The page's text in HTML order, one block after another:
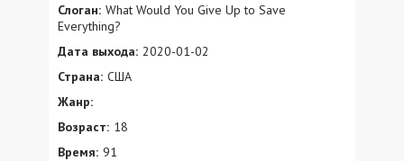
Слоган: What Would You Give Up to Save
Everything?
Дата выхода: 2020-01-02
Страна: США
Жанр:
Возраст: 18
Время: 91